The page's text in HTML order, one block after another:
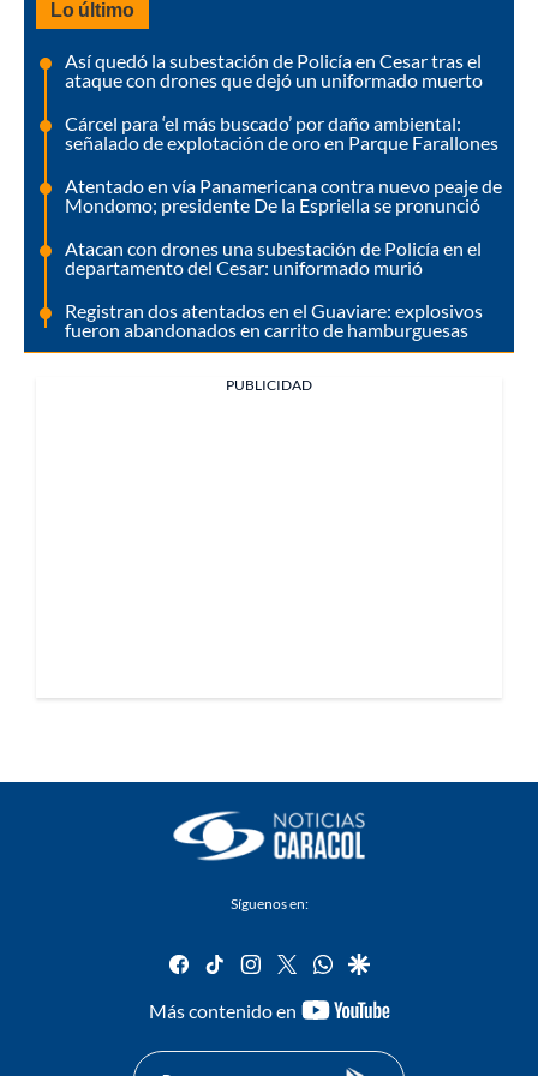
Lo último
Así quedó la subestación de Policía en Cesar tras el
ataque con drones que dejó un uniformado muerto
Cárcel para ‘el más buscado’ por daño ambiental:
señalado de explotación de oro en Parque Farallones
Atentado en vía Panamericana contra nuevo peaje de
Mondomo; presidente De la Espriella se pronunció
Atacan con drones una subestación de Policía en el
departamento del Cesar: uniformado murió
Registran dos atentados en el Guaviare: explosivos
fueron abandonados en carrito de hamburguesas
PUBLICIDAD
Síguenos en:
facebook
tiktok instagram
twitterwhatsapp
google
Más contenido en
youtube-